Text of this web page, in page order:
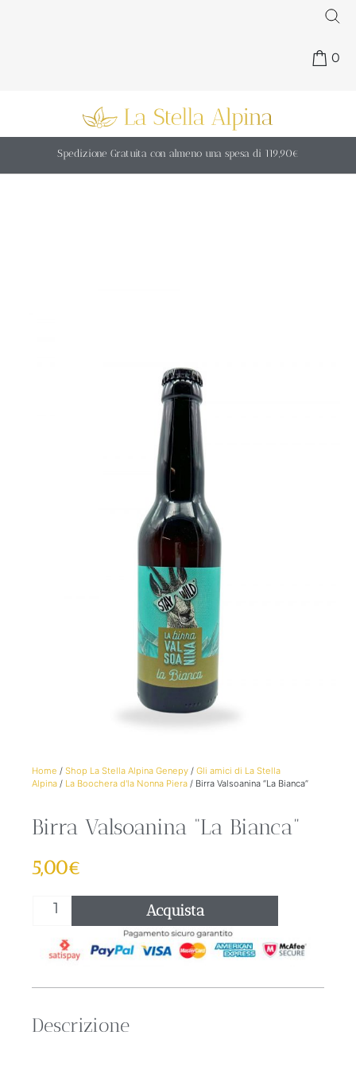
0
Spedizione Gratuita con almeno una spesa di 119,90€
Home / Shop La Stella Alpina Genepy / Gli amici di La Stella
Alpina / La Boochera d'la Nonna Piera / Birra Valsoanina “La Bianca”
Birra Valsoanina “La Bianca”
5,00€
Acquista
Descrizione